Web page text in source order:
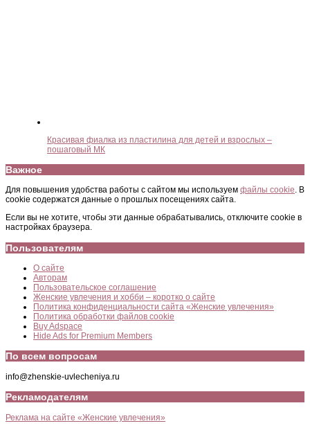
Красивая фиалка из пластилина для детей и взрослых –
пошаговый МК
Важное
Для повышения удобства работы с сайтом мы используем файлы cookie. В
cookie содержатся данные о прошлых посещениях сайта.
Если вы не хотите, чтобы эти данные обрабатывались, отключите cookie в
настройках браузера.
Пользователям
О сайте
Авторам
Пользовательское соглашение
Женские увлечения и хобби – коротко о сайте
Политика конфиденциальности сайта «Женские увлечения»
Политика обработки файлов cookie
Buy Adspace
Hide Ads for Premium Members
По всем вопросам
info@zhenskie-uvlecheniya.ru
Рекламодателям
Реклама на сайте «Женские увлечения»